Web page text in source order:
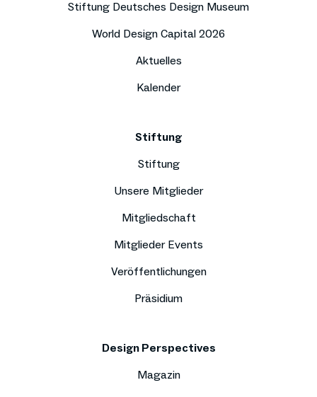
Stiftung Deutsches Design Museum
World Design Capital 2026
Aktuelles
Kalender
Stiftung
Stiftung
Unsere Mitglieder
Mitgliedschaft
Mitglieder Events
Veröffentlichungen
Präsidium
Design Perspectives
Magazin